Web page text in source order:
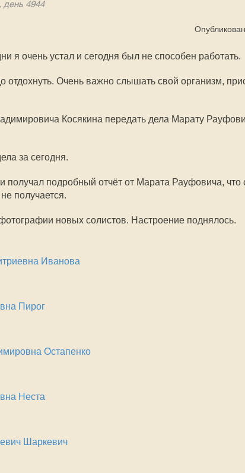
день 4944
я очень устал и сегодня был не способен работать.
отдохнуть. Очень важно слышать свой организм,
Косякина передать дела Марату
за сегодня.
получал подробный отчёт от Марата Рауфовича, что
получается.
новых солистов. Настроение поднялось.
Иванова
Пирог
Остапенко
Неста
Шаркевич